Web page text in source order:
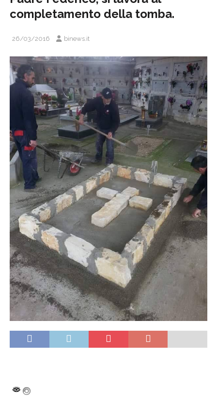
completamento della tomba.
26/03/2016 binews.it